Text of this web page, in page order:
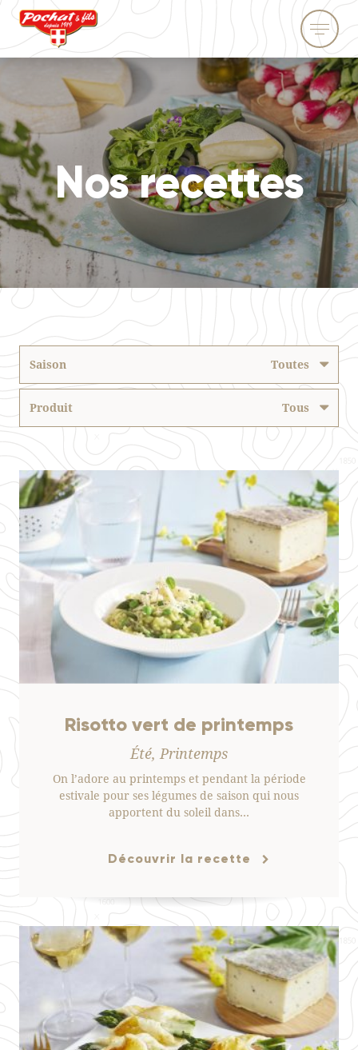
Nos recettes
Saison Toutes
Produit Tous
Risotto vert de printemps
Été, Printemps
On l’adore au printemps et pendant la période
estivale pour ses légumes de saison qui nous
apportent du soleil dans…
Découvrir la recette